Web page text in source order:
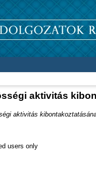
aktivitás
aktivitás
users only